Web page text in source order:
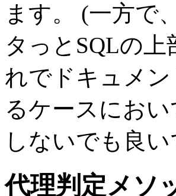
ます。 (一方で
タっとSQLの
れでドキュメ
るケースにお
しないでも良
代理判定メソ